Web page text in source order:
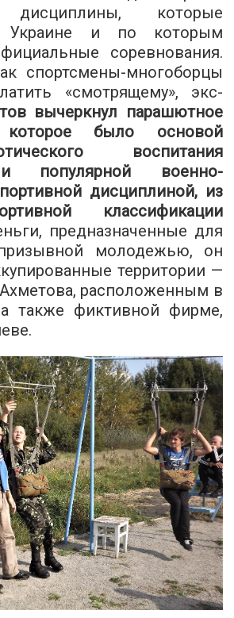
дисциплины, которые
Украине и по которым
соревнования.
спортсмены-многоборцы
«смотрящему», экс-
вычеркнул парашютное
которое было основой
воспитания
популярной военно-
дисциплиной, из
классификации
предназначенные для
молодежью, он
территории —
расположенным в
фиктивной фирме,